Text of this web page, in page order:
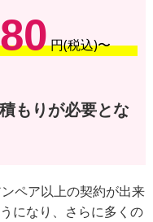
円(税込)〜
もりが必要とな
ペア以上の契約が出来
になり、さらに多くの